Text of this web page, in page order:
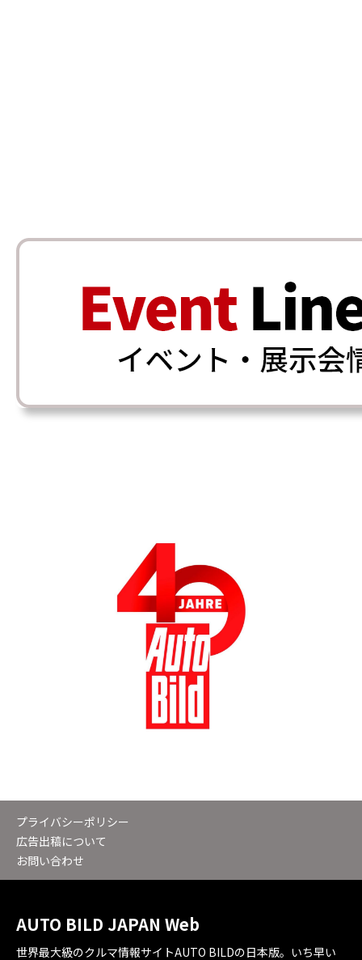
プライバシーポリシー
広告出稿について
お問い合わせ
AUTO BILD JAPAN Web
世界最大級のクルマ情報サイトAUTO BILDの日本版。いち早い